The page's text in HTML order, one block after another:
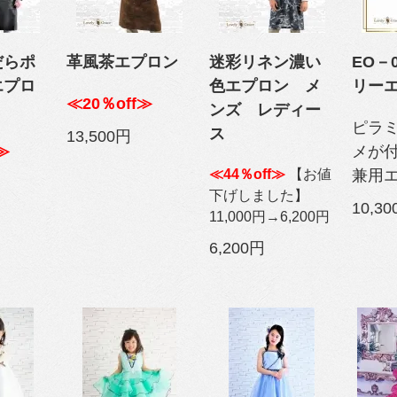
らポ
ロ
革風茶エプロン
≪20％off≫
13,500円
迷彩リネン濃い
色エプロン メ
ンズ レディー
ス
≪44％off≫ 【お値
下げしました】
11,000円→6,200円
6,200円
EO－
リー
ピラ
メが
兼用